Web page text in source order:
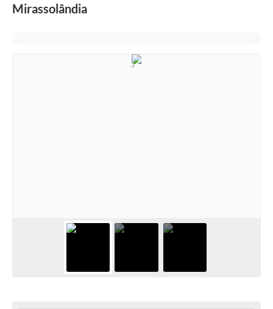
Mirassolândia